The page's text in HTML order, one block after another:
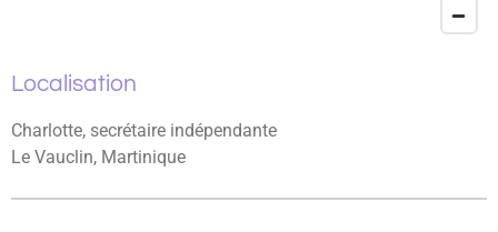
Localisation
Charlotte, secrétaire indépendante
Le Vauclin, Martinique